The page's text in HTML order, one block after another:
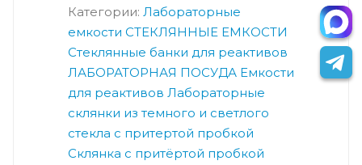
Категории: Лабораторные
емкости СТЕКЛЯННЫЕ ЕМКОСТИ
Стеклянные банки для реактивов
ЛАБОРАТОРНАЯ ПОСУДА Емкости
для реактивов Лабораторные
склянки из темного и светлого
стекла с притертой пробкой
Склянка с притёртой пробкой